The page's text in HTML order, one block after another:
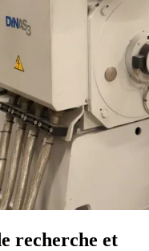
recherche et